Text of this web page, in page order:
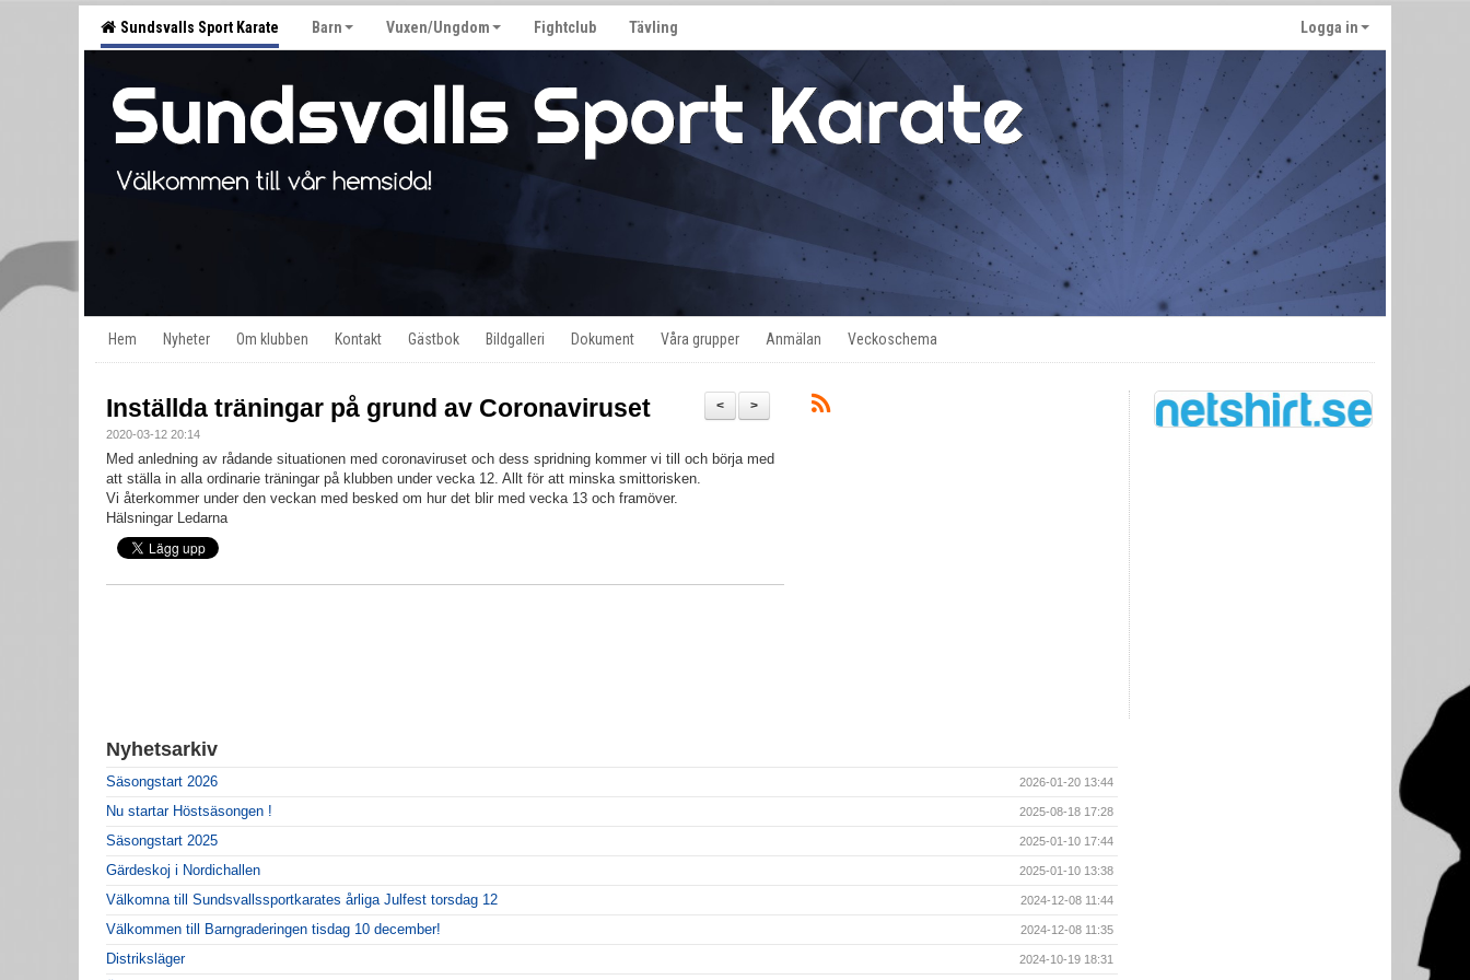
Sundsvalls Sport Karate Barn Vuxen/Ungdom Fightclub Tävling Logga in
Hem Nyheter Om klubben Kontakt Gästbok Bildgalleri Dokument Våra grupper Anmälan Veckoschema
>
<
Inställda träningar på grund av Coronaviruset
2020-03-12 20:14
Med anledning av rådande situationen med coronaviruset och dess spridning kommer vi till och börja med
att ställa in alla ordinarie träningar på klubben under vecka 12. Allt för att minska smittorisken.
Vi återkommer under den veckan med besked om hur det blir med vecka 13 och framöver.
Hälsningar Ledarna
Nyhetsarkiv
Säsongstart 2026 2026-01-20 13:44
Nu startar Höstsäsongen ! 2025-08-18 17:28
Säsongstart 2025 2025-01-10 17:44
Gärdeskoj i Nordichallen 2025-01-10 13:38
Välkomna till Sundsvallssportkarates årliga Julfest torsdag 12 2024-12-08 11:44
Välkommen till Barngraderingen tisdag 10 december! 2024-12-08 11:35
Distriksläger 2024-10-19 18:31